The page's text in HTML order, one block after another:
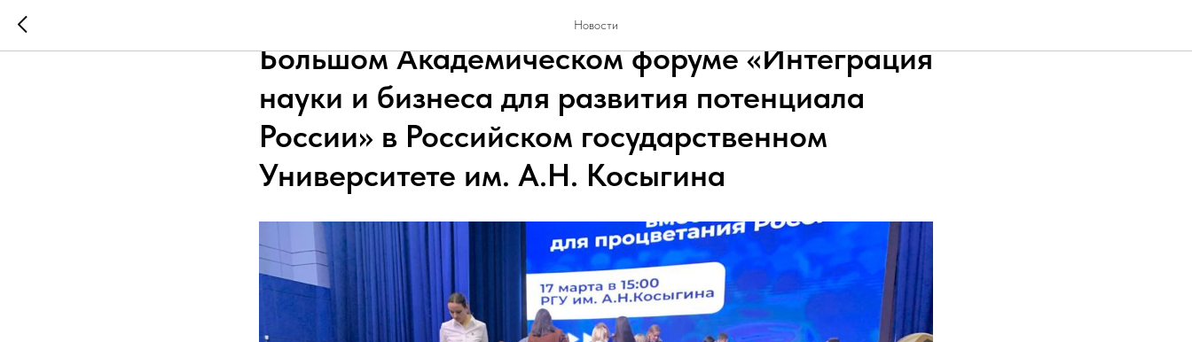
Новости
Руководство МЦИТК приняло участие в III
Большом Академическом форуме «Интеграция
науки и бизнеса для развития потенциала
России» в Российском государственном
Университете им. А.Н. Косыгина